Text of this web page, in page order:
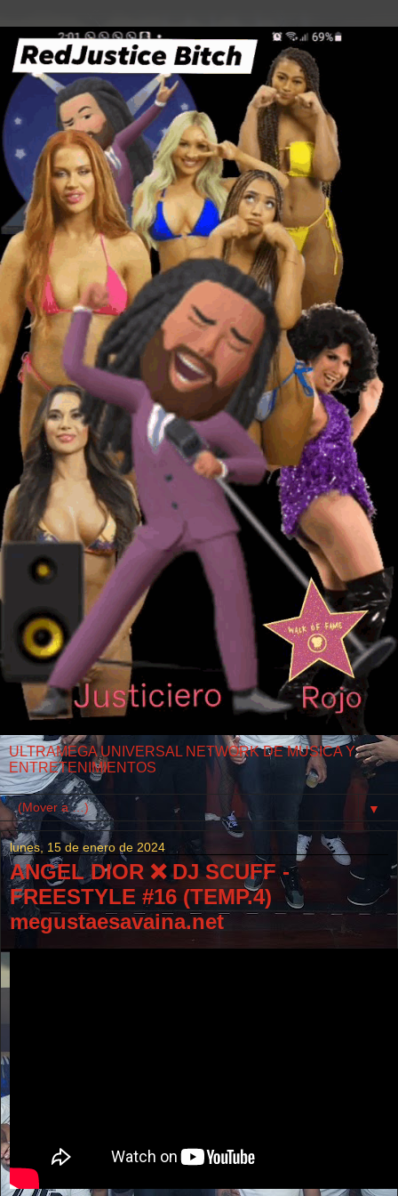
ULTRAMEGA UNIVERSAL NETWORK DE MUSICA Y
ENTRETENIMIENTOS
▼
lunes, 15 de enero de 2024
ANGEL DIOR ❌ DJ SCUFF -
FREESTYLE #16 (TEMP.4)
megustaesavaina.net